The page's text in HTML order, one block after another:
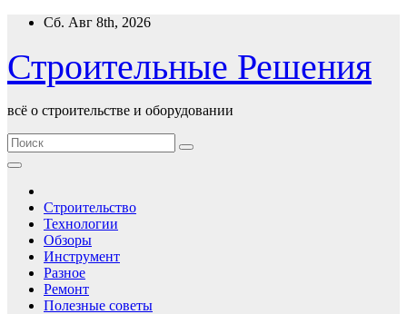
Перейти
содержимому
Сб. Авг 8th, 2026
Строительные Решения
всё о строительстве и оборудовании
Строительство
Технологии
Обзоры
Инструмент
Разное
Ремонт
Полезные советы